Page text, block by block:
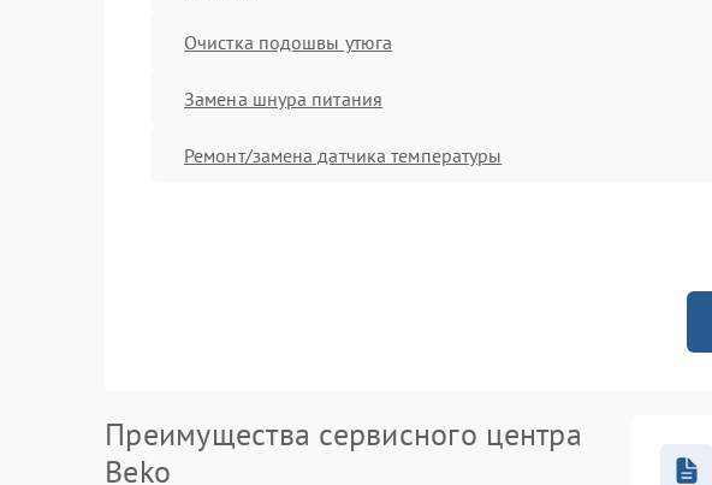
Очистка подошвы утюга
Замена шнура питания
Ремонт/замена датчика температуры
Преимущества сервисного центра
Beko